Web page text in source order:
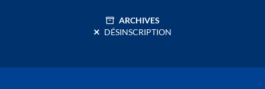
ARCHIVES
DÉSINSCRIPTION